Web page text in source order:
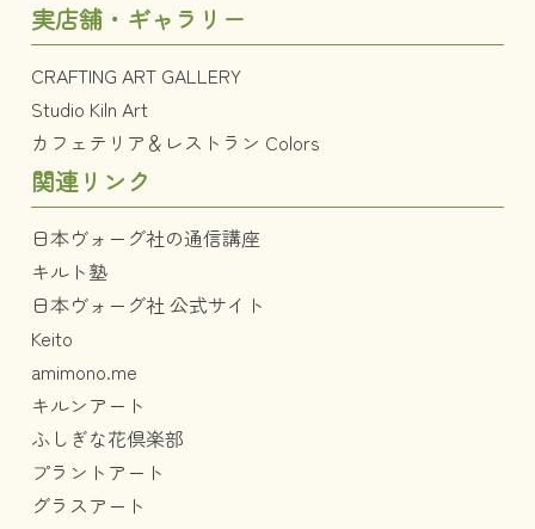
実店舗・ギャラリー
CRAFTING ART GALLERY
Studio Kiln Art
カフェテリア＆レストラン Colors
関連リンク
日本ヴォーグ社の通信講座
キルト塾
日本ヴォーグ社 公式サイト
Keito
amimono.me
キルンアート
ふしぎな花倶楽部
プラントアート
グラスアート